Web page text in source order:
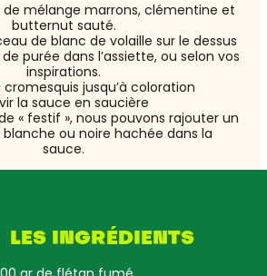
de mélange marrons, clémentine et
butternut sauté.
de blanc de volaille sur le dessus
purée dans l’assiette, ou selon vos
inspirations.
cromesquis jusqu’à coloration
la sauce en saucière
« festif », nous pouvons rajouter un
ou noire hachée dans la
sauce.
LES INGRÉDIENTS